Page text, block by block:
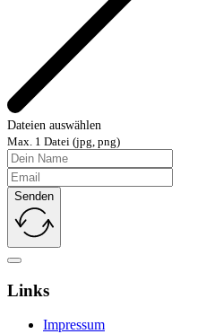
Dateien auswählen
Max. 1 Datei (jpg, png)
Senden
Links
Impressum